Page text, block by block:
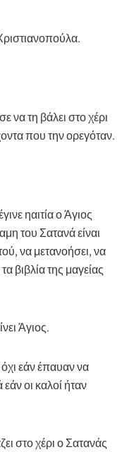
να τη βάλει στο χέρι
που την ορεγόταν.
ηαιτία ο Άγιος
του Σατανά είναι
να μετανοήσει, να
βιβλία της μαγείας
Άγιος.
εάν έπαυαν να
οι καλοί ήταν
στο χέρι ο Σατανάς